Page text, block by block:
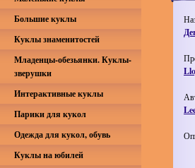
Большие куклы
Куклы знаменитостей
Младенцы-обезьянки. Куклы-
зверушки
Интерактивные куклы
Парики для кукол
Одежда для кукол, обувь
Куклы на юбилей